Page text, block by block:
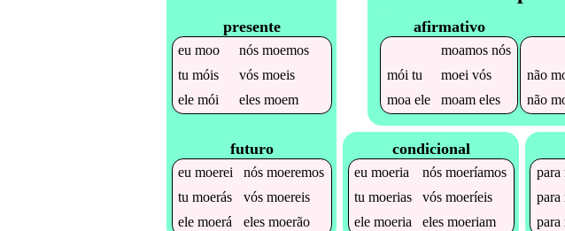
presente
eumoo nósmoemos
tumóis vósmoeis
elemói elesmoem
futuro
eumoerei nósmoeremos
tumoerás vósmoereis
elemoerá elesmoerão
afirmativo
moamosnós
mói tu moei vós
moa ele moameles
não
não
condicional
eumoeria nósmoeríamos
tumoerias vósmoeríeis
elemoeria elesmoeriam
para
para
para